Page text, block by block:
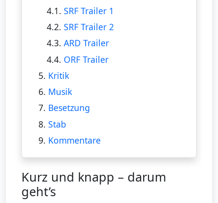
4.1.SRF Trailer 1
4.2.SRF Trailer 2
4.3.ARD Trailer
4.4. ORF Trailer
5. Kritik
6. Musik
7. Besetzung
8. Stab
9. Kommentare
Kurz und knapp – darum
geht’s